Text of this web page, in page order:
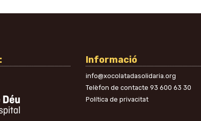
Informació
info@xocolatadasolidaria.org
Telèfon de contacte 93 600 63 30
Política de privacitat